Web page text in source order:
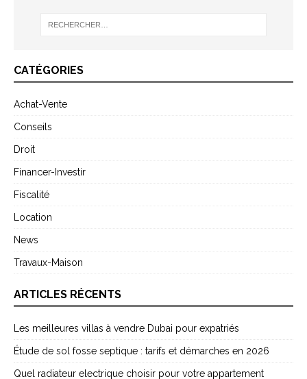
CATÉGORIES
Achat-Vente
Conseils
Droit
Financer-Investir
Fiscalité
Location
News
Travaux-Maison
ARTICLES RÉCENTS
Les meilleures villas à vendre Dubai pour expatriés
Étude de sol fosse septique : tarifs et démarches en 2026
Quel radiateur electrique choisir pour votre appartement